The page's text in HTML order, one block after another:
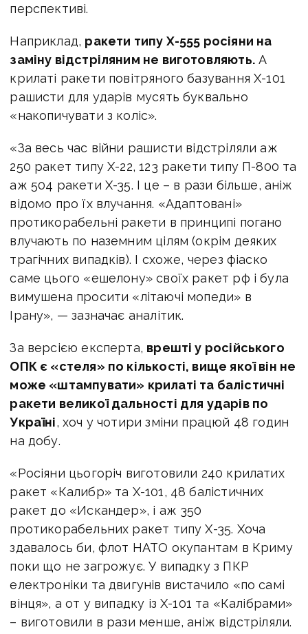
перспективі.
Наприклад, ракети типу Х-555 росіяни на
заміну відстріляним не виготовляють.А
крилаті ракети повітряного базування Х-101
рашисти для ударів мусять буквально
«накопичувати з коліс».
«За весь час війни рашисти відстріляли аж
250 ракет типу Х-22, 123 ракети типу П-800 та
аж 504 ракети Х-35. І це – в рази більше, аніж
відомо про їх влучання. «Адаптовані»
протикорабельні ракети в принципі погано
влучають по наземним цілям (окрім деяких
трагічних випадків). І схоже, через фіаско
саме цього «ешелону» своїх ракет рф і була
вимушена просити «літаючі мопеди» в
Ірану», — зазначає аналітик.
За версією експерта, врешті у російського
ОПК є «стеля» по кількості, вище якої він не
може «штампувати» крилаті та балістичні
ракети великої дальності для ударів по
Україні, хоч у чотири зміни працюй 48 годин
на добу.
«Росіяни цьогоріч виготовили 240 крилатих
ракет «Калибр» та Х-101, 48 балістичних
ракет до «Искандер», і аж 350
протикорабельних ракет типу Х-35. Хоча
здавалось би, флот НАТО окупантам в Криму
поки що не загрожує. У випадку з ПКР
електроніки та двигунів вистачило «по самі
вінця», а от у випадку із Х-101 та «Калібрами»
– виготовили в рази менше, аніж відстріляли.